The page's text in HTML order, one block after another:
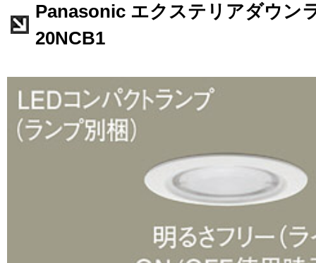
Panasonic エクステリアダウン
20NCB1